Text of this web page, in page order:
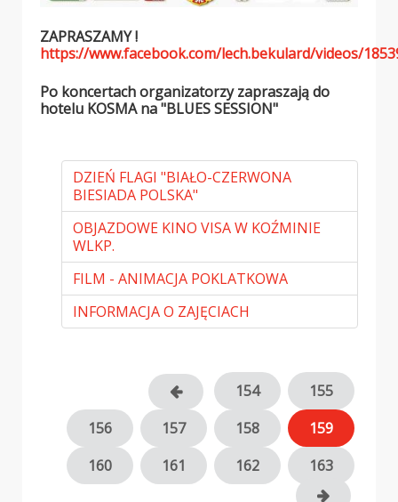
ZAPRASZAMY !
https://www.facebook.com/lech.bekulard/videos/
Po koncertach organizatorzy zapraszają do
hotelu KOSMA na "BLUES SESSION"
DZIEŃ FLAGI "BIAŁO-CZERWONA
BIESIADA POLSKA"
OBJAZDOWE KINO VISA W KOŹMINIE
WLKP.
FILM - ANIMACJA POKLATKOWA
INFORMACJA O ZAJĘCIACH
154
155
156
157 158
159
160
161 162 163